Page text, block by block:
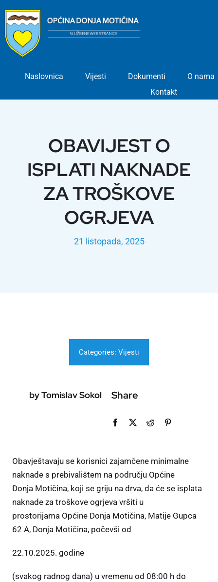
content
Naslovnica Vijesti Dokumenti
O nama
Kontakt
OBAVIJEST O
ISPLATI NAKNADE
ZA TROŠKOVE
OGRJEVA
21 listopada, 2025
Categories: Vijesti
by Tomislav Sokol Share
Obavještavaju se korisnici zajamčene minimalne
naknade s prebivalištem na području Općine
Donja Motičina, koji se griju na drva, da će se isplata
naknade za troškove ogrjeva vršiti u
prostorijama Općine Donja Motičina, Matije Gupca
62 A, Donja Motičina, počevši od
22.10.2025. godine
(svakog radnog dana) u vremenu od 08:00 h do